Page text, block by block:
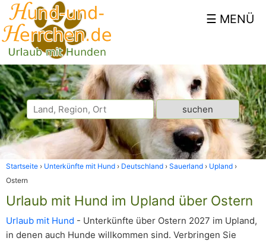
Startseite Unterkünfte mit Hund Deutschland Sauerland
Upland
Ostern
Urlaub mit Hund im Upland über Ostern
Urlaub mit Hund - Unterkünfte über Ostern 2027 im Upland,
in denen auch Hunde willkommen sind. Verbringen Sie